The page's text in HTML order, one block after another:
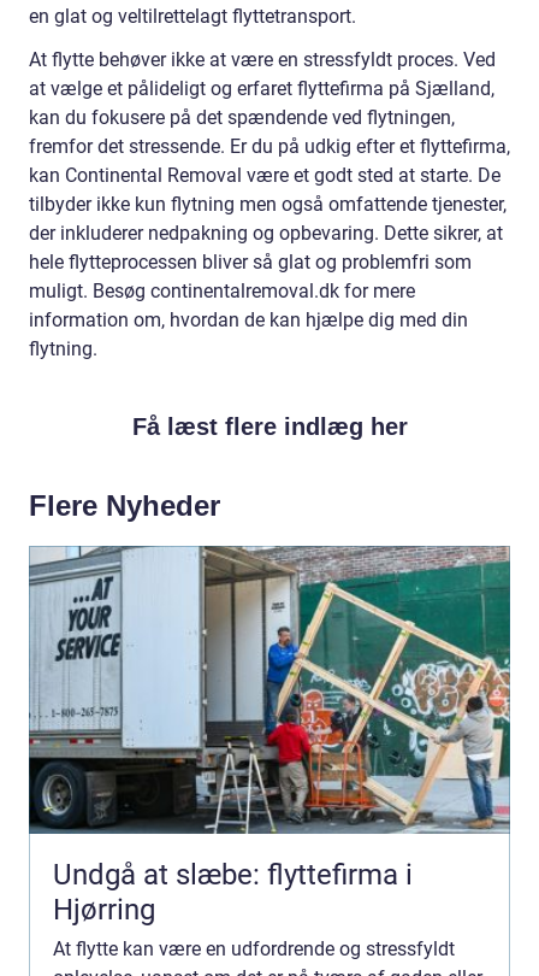
en glat og veltilrettelagt flyttetransport.
At flytte behøver ikke at være en stressfyldt proces. Ved
at vælge et pålideligt og erfaret flyttefirma på Sjælland,
kan du fokusere på det spændende ved flytningen,
fremfor det stressende. Er du på udkig efter et flyttefirma,
kan Continental Removal være et godt sted at starte. De
tilbyder ikke kun flytning men også omfattende tjenester,
der inkluderer nedpakning og opbevaring. Dette sikrer, at
hele flytteprocessen bliver så glat og problemfri som
muligt. Besøg continentalremoval.dk for mere
information om, hvordan de kan hjælpe dig med din
flytning.
Få læst flere indlæg her
Flere Nyheder
Undgå at slæbe: flyttefirma i
Hjørring
At flytte kan være en udfordrende og stressfyldt